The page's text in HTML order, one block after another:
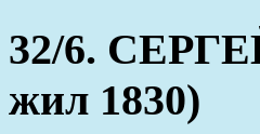
32/6.
жил 1830)